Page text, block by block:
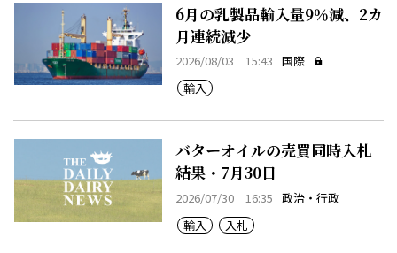
6月の乳製品輸入量9％減、2カ
月連続減少
2026/08/03 15:43 国際
輸入
バターオイルの売買同時入札
結果・7月30日
2026/07/30 16:35 政治・行政
輸入
入札